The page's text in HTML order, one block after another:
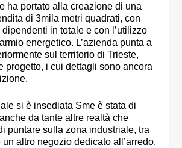
ha portato alla creazione di una
di 3mila metri quadrati, con
dipendenti in totale e con l’utilizzo
energetico. L’azienda punta a
sul territorio di Trieste,
progetto, i cui dettagli sono ancora
si è insediata Sme è stata di
da tante altre realtà che
puntare sulla zona industriale, tra
altro negozio dedicato all’arredo.